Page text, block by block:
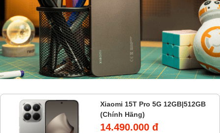
Xiaomi 15T Pro 5G 12GB|512GB
(Chính Hãng)
14.490.000 đ